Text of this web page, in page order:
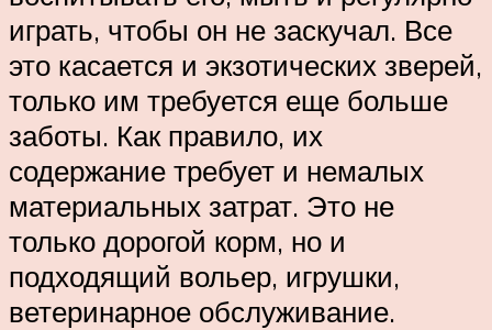
играть, чтобы он не заскучал. Все
это касается и экзотических зверей,
только им требуется еще больше
заботы. Как правило, их
содержание требует и немалых
материальных затрат. Это не
только дорогой корм, но и
подходящий вольер, игрушки,
ветеринарное обслуживание.